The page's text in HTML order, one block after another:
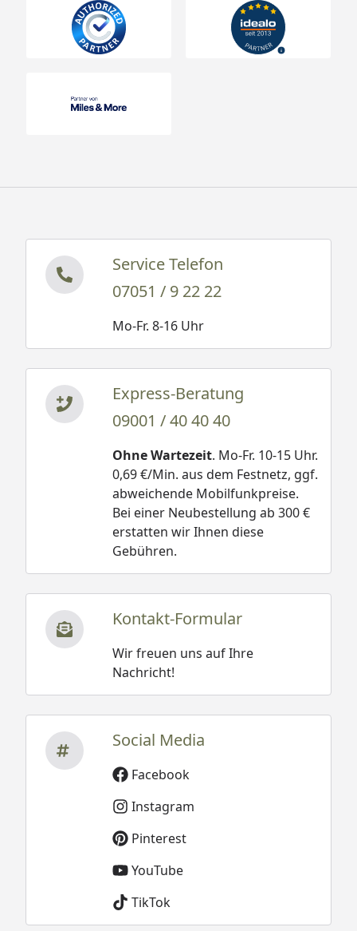
Service Telefon
07051 / 9 22 22
Mo-Fr. 8-16 Uhr
Express-Beratung
09001 / 40 40 40
Ohne Wartezeit. Mo-Fr. 10-15 Uhr.
0,69 €/Min. aus dem Festnetz, ggf.
abweichende Mobilfunkpreise.
Bei einer Neubestellung ab 300 €
erstatten wir Ihnen diese
Gebühren.
Kontakt-Formular
Wir freuen uns auf Ihre
Nachricht!
Social Media
Facebook
Instagram
Pinterest
YouTube
TikTok